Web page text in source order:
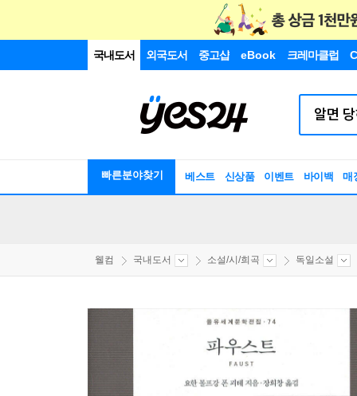
국내도서 외국도서 중고샵 eBook 크레마클럽
빠른분야찾기 베스트 신상품 이벤트 바이백 매
웰컴 국내도서 소설/시/희곡 독일소설